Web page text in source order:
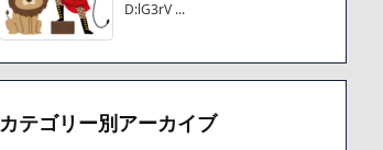
D:lG3rV ...
カテゴリー別アーカイブ